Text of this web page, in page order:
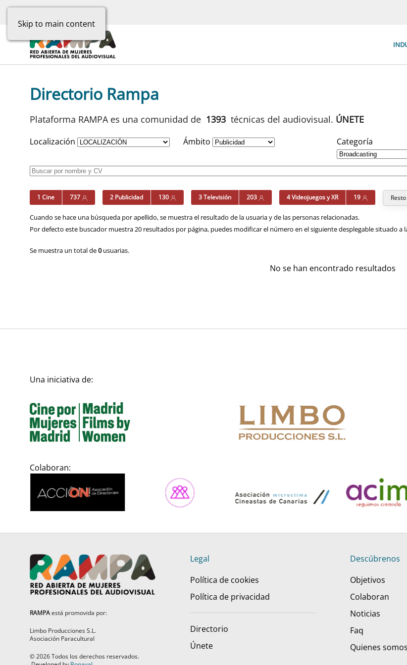
Skip to main content
Directorio Rampa
Plataforma RAMPA es una comunidad de 1393 técnicas del audiovisual. ÚNETE
Localización Ámbito Categoría
1 Cine 737 2 Publicidad 130 3 Televisión 203 4 Videojuegos y XR 19
Cuando se hace una búsqueda por apellido, se muestra el resultado de la usuaria y de las personas relacionadas.
Por defecto este buscador muestra 20 resultados por página, puedes modificar el número en el siguiente desplegable situado a
Se muestra un total de0usuarias.
No se han encontrado resultados
Una iniciativa de:
Colaboran:
Legal
Política de cookies
Política de privacidad
Directorio
Únete
Descúbrenos
Objetivos
Colaboran
Noticias
Faq
Quienes somos
RAMPAestá promovida por:
Limbo Producciones S.L.
Asociación Paracultural
©2026Todos los derechos reservados.